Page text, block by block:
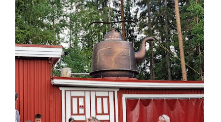
LISÄTIEDOT